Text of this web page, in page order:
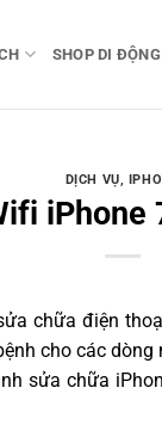
SHOP DI ĐỘNG
DỊCH VỤ,
iPhone
chữa điện
cho các
sửa chữa